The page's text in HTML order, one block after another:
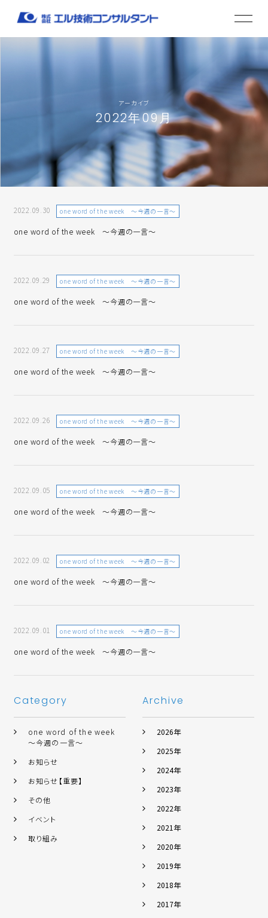
アーカイブ
2022年09月
2022.09.30 one word of the week ～今週の一言～
one word of the week ～今週の一言～
2022.09.29 one word of the week ～今週の一言～
one word of the week ～今週の一言～
2022.09.27 one word of the week ～今週の一言～
one word of the week ～今週の一言～
2022.09.26 one word of the week ～今週の一言～
one word of the week ～今週の一言～
2022.09.05 one word of the week ～今週の一言～
one word of the week ～今週の一言～
2022.09.02 one word of the week ～今週の一言～
one word of the week ～今週の一言～
2022.09.01 one word of the week ～今週の一言～
one word of the week ～今週の一言～
Category
one word of the week
～今週の一言～
お知らせ
お知らせ【重要】
その他
イベント
取り組み
Archive
2026年
2025年
2024年
2023年
2022年
2021年
2020年
2019年
2018年
2017年